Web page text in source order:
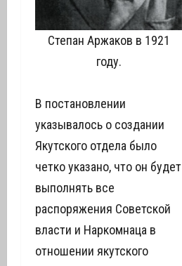
Степан Аржаков в 1921
году.
В постановлении
указывалось о создании
Якутского отдела было
четко указано, что он будет
выполнять все
распоряжения Советской
власти и Наркомнаца в
отношении якутского